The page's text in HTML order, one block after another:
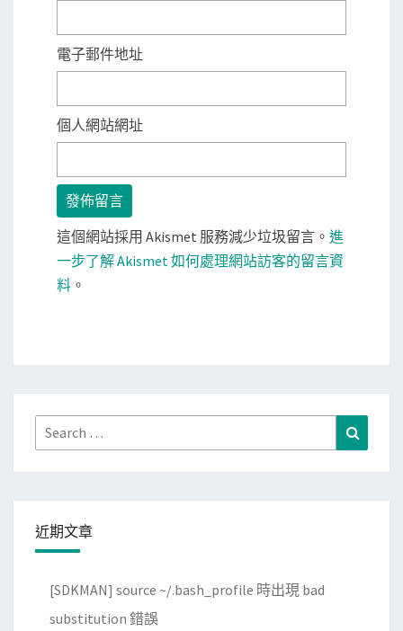
電子郵件地址
個人網站網址
這個網站採用 Akismet 服務減少垃圾留言。 進
一步了解 Akismet 如何處理網站訪客的留言資
料 。
Search
for:
近期文章
[SDKMAN] source ~/.bash_profile 時出現 bad
substitution 錯誤